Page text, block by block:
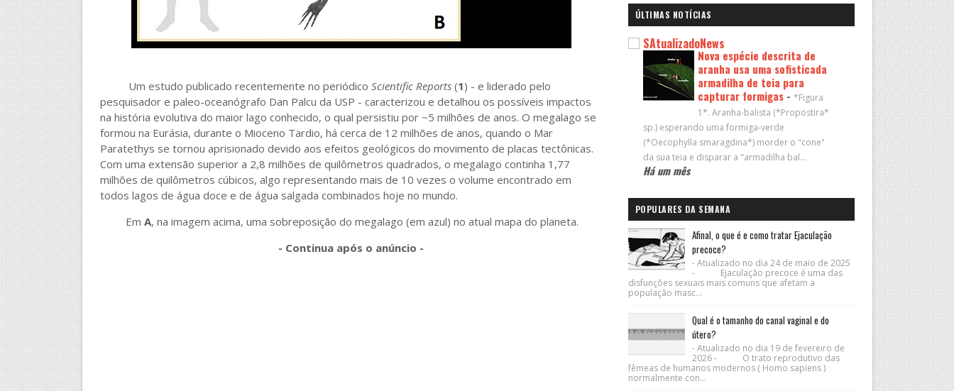
Um estudo publicado recentemente no periódico Scientific Reports(1) - e liderado pelo
pesquisador e paleo-oceanógrafo Dan Palcu da USP - caracterizou e detalhou os possíveis impactos
na história evolutiva do maior lago conhecido, o qual persistiu por ~5 milhões de anos. O megalago se
formou na Eurásia, durante o Mioceno Tardio, há cerca de 12 milhões de anos, quando o Mar
Paratethys se tornou aprisionado devido aos efeitos geológicos do movimento de placas tectônicas.
Com uma extensão superior a 2,8 milhões de quilômetros quadrados, o megalago continha 1,77
milhões de quilômetros cúbicos, algo representando mais de 10 vezes o volume encontrado em
todos lagos de água doce e de água salgada combinados hoje no mundo.
Em A, na imagem acima, uma sobreposição do megalago (em azul) no atual mapa do planeta.
- Continua após o anúncio -
ÚLTIMAS NOTÍCIAS
SAtualizadoNews
Nova espécie descrita de
aranha usa uma sofisticada
armadilha de teia para
capturar formigas - *Figura
1*. Aranha-balista (*Propostira*
sp.) esperando uma formiga-verde
(*Oecophylla smaragdina*) morder o "cone"
da sua teia e disparar a "armadilha bal...
Há um mês
POPULARES DA SEMANA
Afinal, o que é e como tratar Ejaculação
precoce?
- Atualizado no dia 24 de maio de 2025
- Ejaculação precoce é uma das
disfunções sexuais mais comuns que afetam a
população masc...
Qual é o tamanho do canal vaginal e do
útero?
- Atualizado no dia 19 de fevereiro de
2026 - O trato reprodutivo das
fêmeas de humanos modernos ( Homo sapiens )
normalmente con...